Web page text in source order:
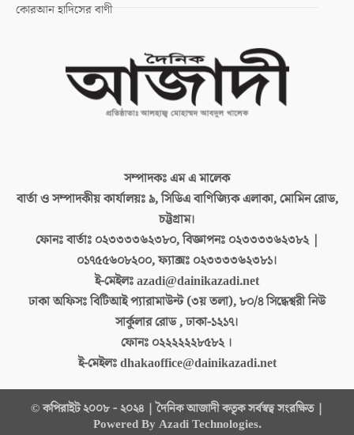
কোরআন হাদিসের বাণী
সম্পাদকঃএম এ মালেক
বার্তা ও সম্পাদকীয় কার্যালয়ঃ৯, সিডিএ বাণিজ্যিক এলাকা, মোমিন রোড,
চট্টগ্রাম।
ফোনঃ বার্তাঃ ০২৩৩৩৩৬২৩৮০, বিজ্ঞাপনঃ ০২৩৩৩৩৬২৩৮২ |
০১৭৫৫৬০৮২০০, ফ্যাক্সঃ ০২৩৩৩৩৬২৩৮১।
ই-মেইলঃazadi@dainikazadi.net
ঢাকা অফিসঃবিটিআই প্যারামাউন্ট (৩য় তলা), ৮০/৪ সিদ্ধেশ্বরী নিউ
সার্কুলার রোড , ঢাকা-১২১৭।
ফোনঃ ০২২২২২২৮৫৮২ ।
ই-মেইলঃdhakaoffice@dainikazadi.net
© কপিরাইট ২০০৮ - ২০২৪ | দৈনিক আজাদী কতৃক সর্বস্বত্ব সংরক্ষিত |
Powered By Azadi Technologies.